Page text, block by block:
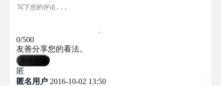
0/500
友善分享您的看法。
发布评论
匿
匿名用户 2016-10-02 13:50